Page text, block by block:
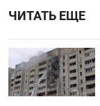
ЧИТАТЬ ЕЩЕ